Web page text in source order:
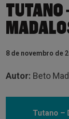
TUTANO
8 de novembro de
Autor: Beto
Tutano –